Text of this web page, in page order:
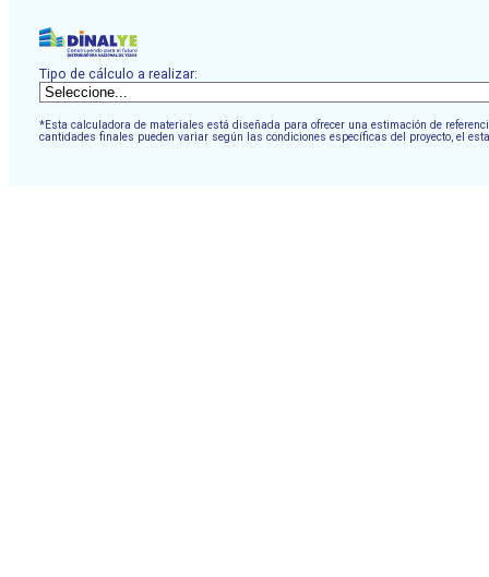
Tipo de cálculo a realizar:
*Esta calculadora de materiales está diseñada para ofrecer una estimación de
cantidades finales pueden variar según las condiciones específicas del proyecto, el